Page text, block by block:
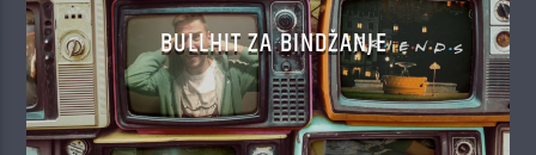
BULLHIT ZA BINDŽANJE